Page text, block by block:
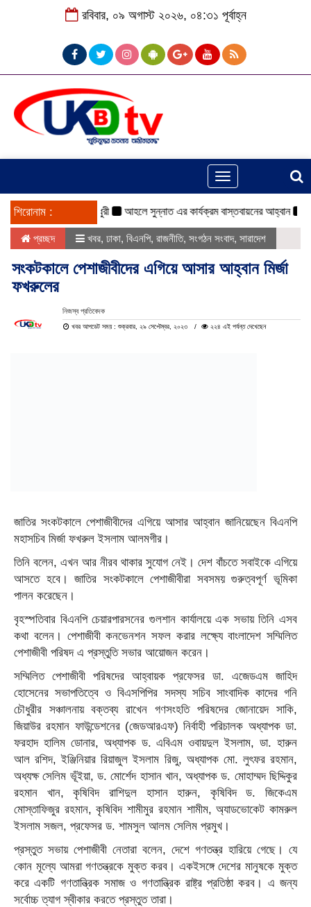
রবিবার, ০৯ অগাস্ট ২০২৬, ০৪:৩১ পূর্বাহ্ন
Toggle
navigation
শিরোনাম :
-মহিবুল হাসান চৌধুরী আহলে সুন্নাত এর কার্যক্রম বাস্তবায়নের আহ্বান
প্রচ্ছদ খবর, ঢাকা, বিএনপি, রাজনীতি, সংগঠন সংবাদ, সারাদেশ
সংকটকালে পেশাজীবীদের এগিয়ে আসার আহ্বান মির্জা
ফখরুলের
নিজস্ব প্রতিবেদক
খবর আপডেট সময় : শুক্রবার, ২৯ সেপ্টেম্বর, ২০২৩ ২২৪ এই পর্যন্ত দেখেছেন
জাতির সংকটকালে পেশাজীবীদের এগিয়ে আসার আহ্বান জানিয়েছেন বিএনপি
মহাসচিব মির্জা ফখরুল ইসলাম আলমগীর।
তিনি বলেন, এখন আর নীরব থাকার সুযোগ নেই। দেশ বাঁচতে সবাইকে এগিয়ে
আসতে হবে। জাতির সংকটকালে পেশাজীবীরা সবসময় গুরুত্বপূর্ণ ভূমিকা
পালন করেছেন।
বৃহস্পতিবার বিএনপি চেয়ারপারসনের গুলশান কার্যালয়ে এক সভায় তিনি এসব
কথা বলেন। পেশাজীবী কনভেনশন সফল করার লক্ষ্যে বাংলাদেশ সম্মিলিত
পেশাজীবী পরিষদ এ প্রস্তুতি সভার আয়োজন করেন।
সম্মিলিত পেশাজীবী পরিষদের আহ্বায়ক প্রফেসর ডা. এজেডএম জাহিদ
হোসেনের সভাপতিত্বে ও বিএসপিপির সদস্য সচিব সাংবাদিক কাদের গনি
চৌধুরীর সঞ্চালনায় বক্তব্য রাখেন গণসংহতি পরিষদের জোনায়েদ সাকি,
জিয়াউর রহমান ফাউন্ডেশনের (জেডআরএফ) নির্বাহী পরিচালক অধ্যাপক ডা.
ফরহাদ হালিম ডোনার, অধ্যাপক ড. এবিএম ওবায়দুল ইসলাম, ডা. হারুন
আল রশিদ, ইঞ্জিনিয়ার রিয়াজুল ইসলাম রিজু, অধ্যাপক মো. লুৎফর রহমান,
অধ্যক্ষ সেলিম ভূঁইয়া, ড. মোর্শেদ হাসান খান, অধ্যাপক ড. মোহাম্মদ ছিদ্দিকুর
রহমান খান, কৃষিবিদ রাশিদুল হাসান হারুন, কৃষিবিদ ড. জিকেএম
মোস্তাফিজুর রহমান, কৃষিবিদ শামীমুর রহমান শামীম, অ্যাডভোকেট কামরুল
ইসলাম সজল, প্রফেসর ড. শামসুল আলম সেলিম প্রমুখ।
প্রস্তুত সভায় পেশাজীবী নেতারা বলেন, দেশে গণতন্ত্র হারিয়ে গেছে। যে
কোন মূল্যে আমরা গণতন্ত্রকে মুক্ত করব। একইসঙ্গে দেশের মানুষকে মুক্ত
করে একটি গণতান্ত্রিক সমাজ ও গণতান্ত্রিক রাষ্ট্র প্রতিষ্ঠা করব। এ জন্য
সর্বোচ্চ ত্যাগ স্বীকার করতে প্রস্তুত তারা।